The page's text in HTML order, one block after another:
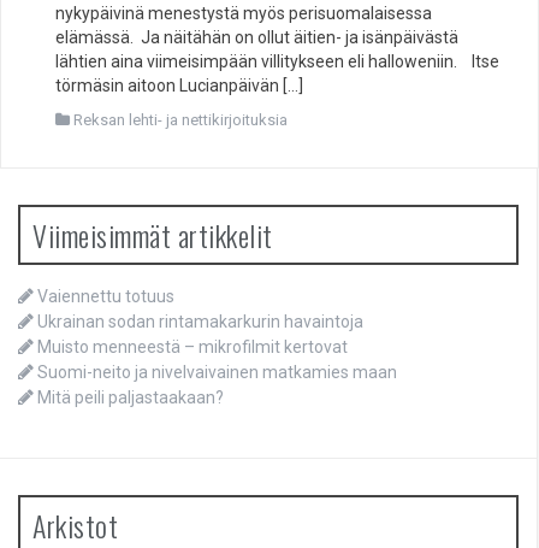
nykypäivinä menestystä myös perisuomalaisessa
elämässä. Ja näitähän on ollut äitien- ja isänpäivästä
lähtien aina viimeisimpään villitykseen eli halloweniin. Itse
törmäsin aitoon Lucianpäivän […]
Reksan lehti- ja nettikirjoituksia
Viimeisimmät artikkelit
Vaiennettu totuus
Ukrainan sodan rintamakarkurin havaintoja
Muisto menneestä – mikrofilmit kertovat
Suomi-neito ja nivelvaivainen matkamies maan
Mitä peili paljastaakaan?
Arkistot